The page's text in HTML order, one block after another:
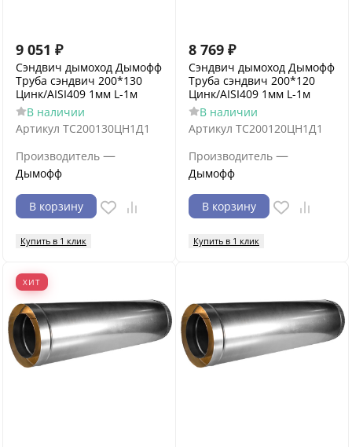
9 051 ₽
Сэндвич дымоход Дымофф
Труба сэндвич 200*130
Цинк/AISI409 1мм L-1м
В наличии
Артикул ТС200130ЦН1Д1
Производитель —
Дымофф
В корзину
Купить в 1 клик
8 769 ₽
Сэндвич дымоход Дымофф
Труба сэндвич 200*120
Цинк/AISI409 1мм L-1м
В наличии
Артикул ТС200120ЦН1Д1
Производитель —
Дымофф
В корзину
Купить в 1 клик
ХИТ